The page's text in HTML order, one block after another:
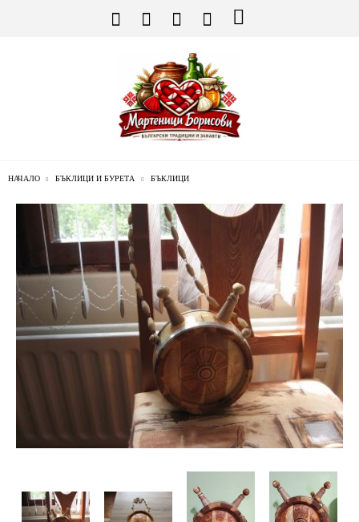
НАЧАЛО БЪКЛИЦИ И БУРЕТА БЪКЛИЦИ